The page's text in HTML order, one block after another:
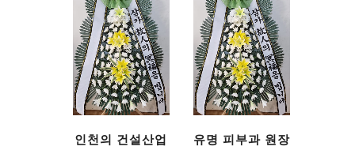
인천의 건설산업
유명 피부과 원장